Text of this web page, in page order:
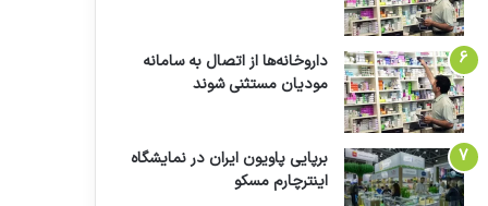
داروخانه‌ها از اتصال به سامانه
مودیان مستثنی شوند
برپایی پاویون ایران در نمایشگاه
اینترچارم مسکو